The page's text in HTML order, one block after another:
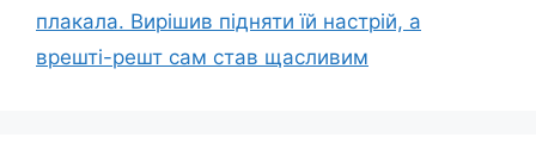
плакала. Вирішив підняти їй настрій, а
врешті-решт сам став щасливим